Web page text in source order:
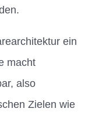
ein
macht
also
Zielen wie